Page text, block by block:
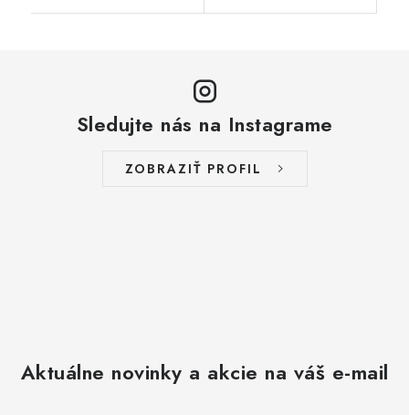
Sledujte nás na Instagrame
ZOBRAZIŤ PROFIL
Aktuálne novinky a akcie na váš e-mail